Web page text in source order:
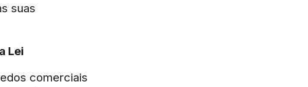
suas
Lei
comerciais